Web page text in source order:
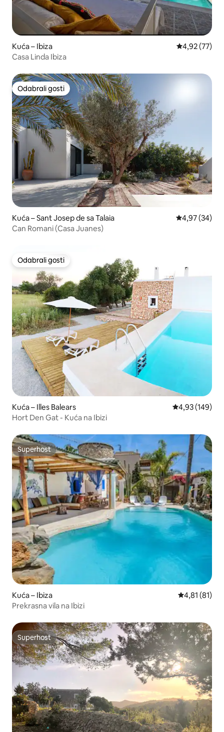
Kuća – Ibiza Prosječna
4,92 (77)
Casa Linda Ibiza
Odabrali gosti
Odabrali gosti
Kuća – Sant Josep de sa Talaia Prosječna
4,97 (34)
Can Romani (Casa Juanes)
Odabrali gosti
Odabrali gosti
Kuća – Illes Balears Prosječna
4,93 (149)
Hort Den Gat - Kuća na Ibizi
Superhost
Superhost
Kuća – Ibiza Prosječna
4,81 (81)
Prekrasna vila na Ibizi
Superhost
Superhost